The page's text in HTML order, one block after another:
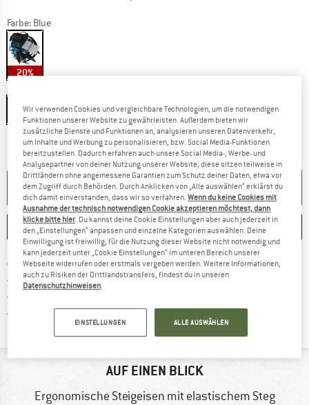
Farbe: Blue
20%
EU35-47
Lieferzeit: 3-5 WerktageDer Link öffnet sich in einer Infobox und
Menge:
IN DEN WARENKORB
MERKEN VERGLEICHEN
Portofrei ab CHF 100 (CH)Finde mehr Informationen zu den
100 Tage RückgaberechtGehe hier zu den Rückgabe-
Trusted Shops KäuferschutzFinde alle Infos hier!
AUF EINEN BLICK
Ergonomische Steigeisen mit elastischem Steg
Wir verwenden Cookies und vergleichbare Technologien, um die notwendigen
Funktionen unserer Website zu gewährleisten. Außerdem bieten wir
zusätzliche Dienste und Funktionen an, analysieren unseren Datenverkehr,
um Inhalte und Werbung zu personalisieren, bzw. Social Media-Funktionen
bereitzustellen. Dadurch erfahren auch unsere Social Media-, Werbe- und
Analysepartner von deiner Nutzung unserer Website; diese sitzen teilweise in
Drittländern ohne angemessene Garantien zum Schutz deiner Daten, etwa vor
dem Zugriff durch Behörden. Durch Anklicken von „Alle auswählen“ erklärst du
dich damit einverstanden, dass wir so verfahren.Wenn du keine Cookies mit
Ausnahme der technisch notwendigen Cookie akzeptieren möchtest, dann
klicke bitte hier. Du kannst deine Cookie Einstellungen aber auch jederzeit in
den „Einstellungen“ anpassen und einzelne Kategorien auswählen. Deine
Einwilligung ist freiwillig, für die Nutzung dieser Website nicht notwendig und
kann jederzeit unter „Cookie Einstellungen“ im unteren Bereich unserer
Webseite widerrufen oder erstmals vergeben werden. Weitere Informationen,
auch zu Risiken der Drittlandstransfers, findest du in unseren
Datenschutzhinweisen.
EINSTELLUNGEN ALLE AUSWÄHLEN